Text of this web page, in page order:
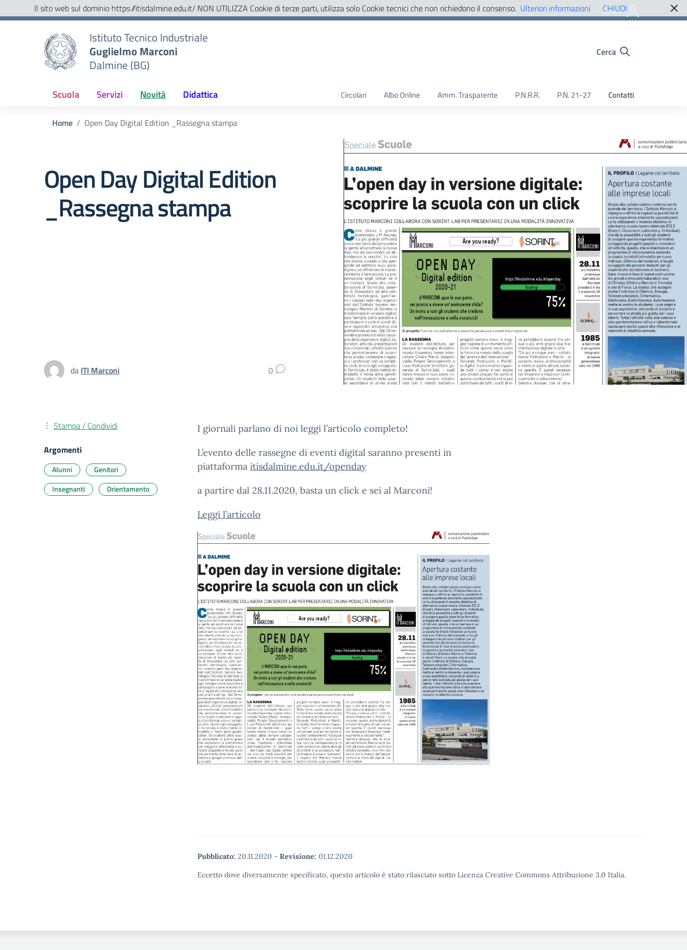
Vai ai contenuti
Vai al menu di navigazione
Vai al footer Ministero dell'Istruzione e del Merito Accedi
Istituto Tecnico Industriale
Guglielmo Marconi
Dalmine (BG)
Cerca
Scuola Servizi Novità Didattica Circolari Albo Online Amm. Trasparente P.N.R.R. P.N. 21-27 Contatti
Home Open Day Digital Edition _Rassegna stampa
Open Day Digital Edition
_Rassegna stampa
da ITI Marconi 0
I giornali parlano di noi leggi l’articolo completo!
L’evento delle rassegne di eventi digital saranno presenti in
piattaforma itisdalmine.edu.it/openday
a partire dal 28.11.2020, basta un click e sei al Marconi!
Leggi l’articolo
Pubblicato: 20.11.2020 - Revisione: 01.12.2020
Eccetto dove diversamente specificato, questo articolo è stato rilasciato sotto Licenza Creative Commons Attribuzione 3.0 Italia.
Stampa / Condividi
Argomenti
Alunni
Genitori
Insegnanti
Orientamento
Il sito web sul dominio https://itisdalmine.edu.it/ NON UTILIZZA Cookie di terze parti, utilizza solo Cookie tecnici che non richiedono il consenso. Ulteriori informazioni CHIUDI